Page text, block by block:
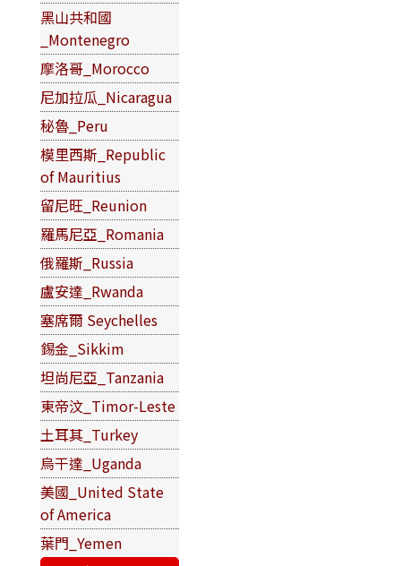
黑山共和國
_Montenegro
摩洛哥_Morocco
尼加拉瓜_Nicaragua
秘魯_Peru
模里西斯_Republic
of Mauritius
留尼旺_Reunion
羅馬尼亞_Romania
俄羅斯_Russia
盧安達_Rwanda
塞席爾 Seychelles
錫金_Sikkim
坦尚尼亞_Tanzania
東帝汶_Timor-Leste
土耳其_Turkey
烏干達_Uganda
美國_United State
of America
葉門_Yemen